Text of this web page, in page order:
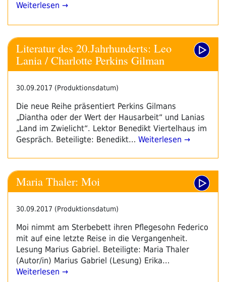
Weiterlesen →
Literatur des 20.Jahrhunderts: Leo
Lania / Charlotte Perkins Gilman
30.09.2017 (Produktionsdatum)
Die neue Reihe präsentiert Perkins Gilmans
„Diantha oder der Wert der Hausarbeit“ und Lanias
„Land im Zwielicht“. Lektor Benedikt Viertelhaus im
Gespräch. Beteiligte: Benedikt… Weiterlesen →
Maria Thaler: Moi
30.09.2017 (Produktionsdatum)
Moi nimmt am Sterbebett ihren Pflegesohn Federico
mit auf eine letzte Reise in die Vergangenheit.
Lesung Marius Gabriel. Beteiligte: Maria Thaler
(Autor/in) Marius Gabriel (Lesung) Erika…
Weiterlesen →